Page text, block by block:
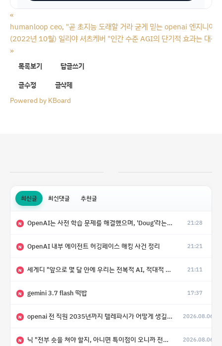
«
humanloop ceo, "곧 초지능 도래할 거라 굳게 믿는 openai 엔지니어
(2022년 10월) 일리야 셔츠케버 "인간 수준 AGI의 단기적 효과는 대규
»
목록보기
답글쓰기
글수정
글삭제
Powered by KBoard
최신글 최신댓글 추천글
N OpenAI는 사전 학습 문제를 해결했으며, 'Doug'라는 코드명을 가진 훨씬 더 큰 모델을 활발히 개발 중 21:28
N OpenAI 내부 에이전트 허깅페이스 해킹 사건 정리 21:21
N 세게디 "앞으로 몇 달 안에 우리는 전복적 AI, 적대적 AI 둘 다 보게 될 것" 21:11
N gemini 3.7 flash 떡밥 17:37
N openai 전 직원 2035년까지 텔레파시가 어떻게 생길 수 있는지 2026.08.06
N 닉 "전부 숏을 쳐야 할지, 아니면 특이점이 오니까 전부 롱을 쳐야 할지 모르겠다.” 2026.08.06